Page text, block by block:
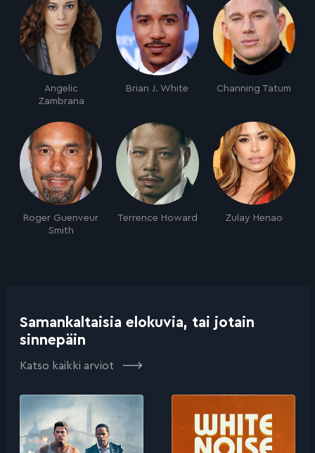
Angelic
Zambrana
Brian J. White Channing Tatum
Roger Guenveur
Smith
Terrence Howard Zulay Henao
Samankaltaisia elokuvia, tai jotain
sinnepäin
Katso kaikki arviot